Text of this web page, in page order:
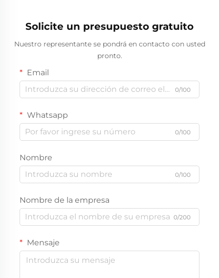
Solicite un presupuesto gratuito
Nuestro representante se pondrá en contacto con usted
pronto.
Email
0/100
Whatsapp
0/100
Nombre
0/100
Nombre de la empresa
0/200
Mensaje